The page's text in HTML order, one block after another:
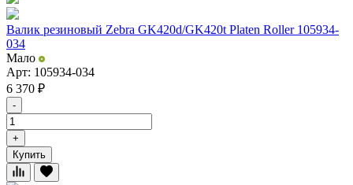
Валик резиновый Zebra GK420d/GK420t Platen Roller 105934-
034
Мало
Арт: 105934-034
6 370 ₽
-
+
Купить